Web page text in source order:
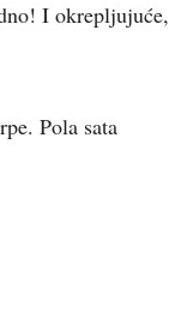
I okrepljujuće,
Pola sata